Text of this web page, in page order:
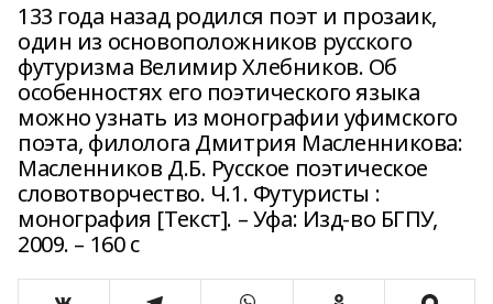
133 года назад родился поэт и прозаик,
один из основоположников русского
футуризма Велимир Хлебников. Об
особенностях его поэтического языка
можно узнать из монографии уфимского
поэта, филолога Дмитрия Масленникова:
Масленников Д.Б. Русское поэтическое
словотворчество. Ч.1. Футуристы :
монография [Текст]. – Уфа: Изд-во БГПУ,
2009. – 160 с